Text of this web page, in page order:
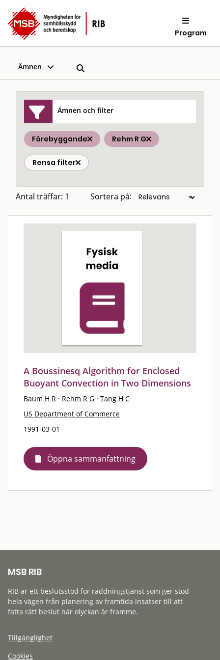
Program
Ämnen
Ämnen och filter
Förebyggande Rehm R G
Rensa filter
Antal träffar: 1 Sortera på:
A Boussinesq Algorithm for Enclosed
Buoyant Convection in Two Dimensions
Baum H R · Rehm R G · Tang H C
US Department of Commerce
1991-03-01
Öppna sammanfattning
MSB RIB
RIB är ett beslutsstöd för räddningstjänst som ger stöd
hela vägen från planering av framtida insatser till att
fatta rätt beslut när olyckan är framme.
Tillgänglighet
Cookies